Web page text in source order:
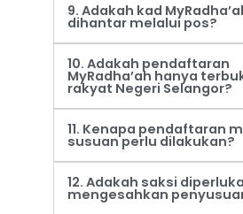
9. Adakah kad
dihantar melalui pos?
10. Adakah pendaftaran
MyRadha’ah hanya
rakyat Negeri Selangor?
11. Kenapa pendaftaran
susuan perlu dilakukan?
12. Adakah saksi
mengesahkan